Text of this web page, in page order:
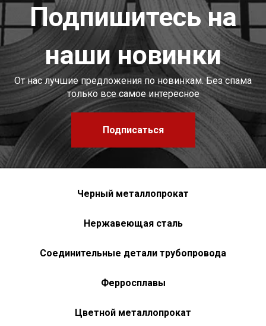
Подпишитесь на
наши новинки
От нас лучшие предложения по новинкам. Без спама
только все самое интересное
Подписаться
Черный металлопрокат
Нержавеющая сталь
Соединительные детали трубопровода
Ферросплавы
Цветной металлопрокат